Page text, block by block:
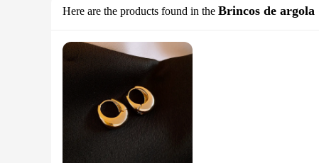
Here are the products found in the Brincos de argola